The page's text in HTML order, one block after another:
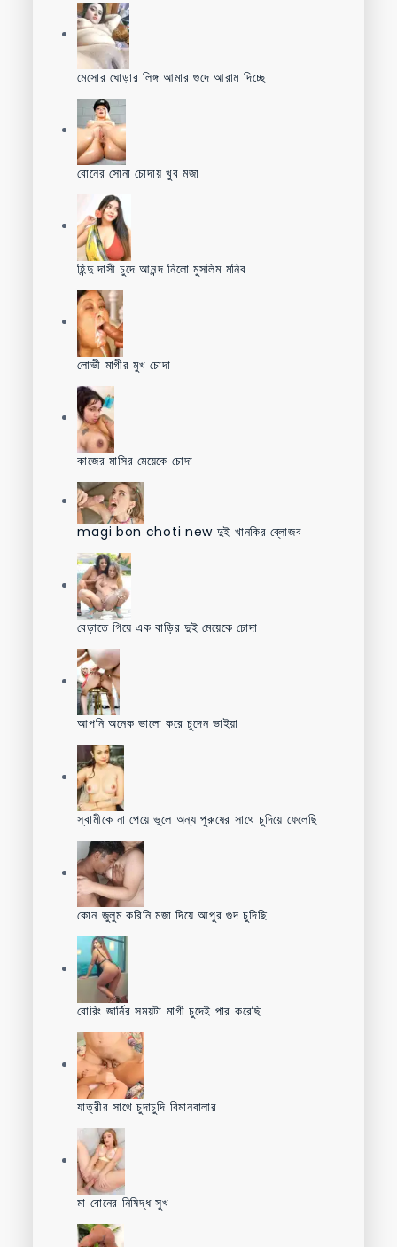
মেসোর ঘোড়ার লিঙ্গ আমার গুদে আরাম দিচ্ছে
বোনের সোনা চোদায় খুব মজা
হিন্দু দাসী চুদে আনন্দ নিলো মুসলিম মনিব
লোভী মাগীর মুখ চোদা
কাজের মাসির মেয়েকে চোদা
magi bon choti new দুই খানকির ব্লোজব
বেড়াতে গিয়ে এক বাড়ির দুই মেয়েকে চোদা
আপনি অনেক ভালো করে চুদেন ভাইয়া
স্বামীকে না পেয়ে ভুলে অন্য পুরুষের সাথে চুদিয়ে ফেলেছি
কোন জুলুম করিনি মজা দিয়ে আপুর গুদ চুদিছি
বোরিং জার্নির সময়টা মাগী চুদেই পার করেছি
যাত্রীর সাথে চুদাচুদি বিমানবালার
মা বোনের নিষিদ্ধ সুখ